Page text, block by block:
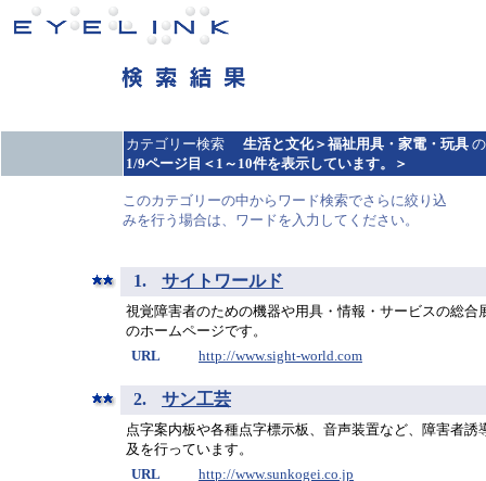
カテゴリー検索 生活と文化＞福祉用具・家電・玩具
1/9ページ目 ＜1～10件を表示しています。＞
このカテゴリーの中からワード検索でさらに絞り込
みを行う場合は、ワードを入力してください。
1. サイトワールド
視覚障害者のための機器や用具・情報・サービスの総合
のホームページです。
URL
http://www.sight-world.com
2. サン工芸
点字案内板や各種点字標示板、音声装置など、障害者誘
及を行っています。
URL
http://www.sunkogei.co.jp